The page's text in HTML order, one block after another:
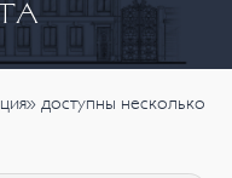
доступны несколько